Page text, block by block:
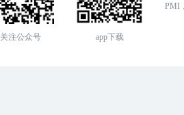
关注公众号 app下载
PMI